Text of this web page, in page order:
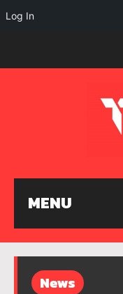
MENU
News
Log In